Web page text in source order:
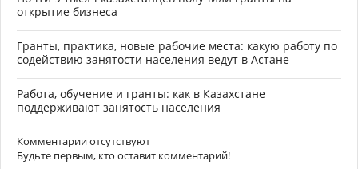
открытие бизнеса
Гранты, практика, новые рабочие места: какую работу по
содействию занятости населения ведут в Астане
Работа, обучение и гранты: как в Казахстане
поддерживают занятость населения
Комментарии отсутствуют
Будьте первым, кто оставит комментарий!